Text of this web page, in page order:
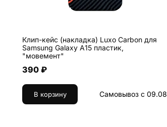
Клип-кейс (накладка) Luxo Carbon для
Samsung Galaxy A15 пластик,
"мовемент"
390 ₽
В корзину Самовывоз с 09.08